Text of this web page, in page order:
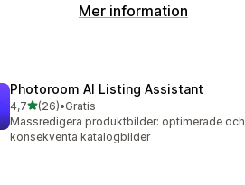
Mer information
Photoroom AI Listing Assistant
4,7av 5 stjärnor
(26)
26 recensioner totalt
•Gratis
Massredigera produktbilder: optimerade och
konsekventa katalogbilder